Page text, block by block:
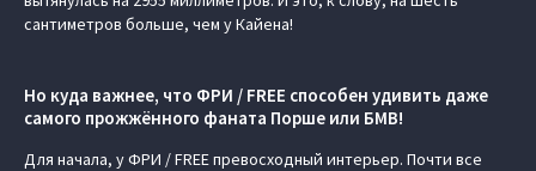
сантиметров больше, чем у Кайена!
Но куда важнее, что ФРИ / FREE способен удивить даже
самого прожжённого фаната Порше или БМВ!
Для начала, у ФРИ / FREE превосходный интерьер. Почти все